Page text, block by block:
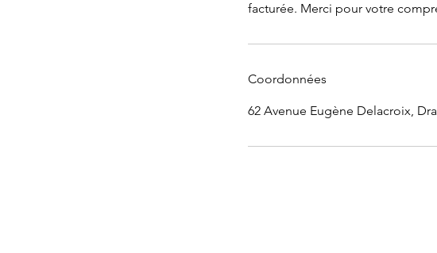
facturée. Merci pour votre
Coordonnées
62 Avenue Eugène Delacroix,